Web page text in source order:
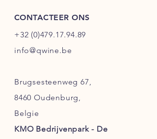
CONTACTEER ONS
+32 (0)479.17.94.89
info@qwine.be
Brugsesteenweg 67,
8460 Oudenburg,
Belgie
KMO Bedrijvenpark - De